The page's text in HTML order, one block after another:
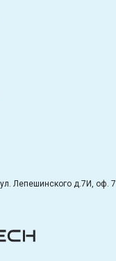
Лепешинского д.7И, оф. 7